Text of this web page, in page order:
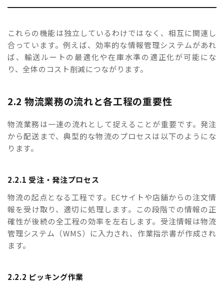
これらの機能は独立しているわけではなく、相互に関連し
合っています。例えば、効率的な情報管理システムがあれ
ば、輸送ルートの最適化や在庫水準の適正化が可能にな
り、全体のコスト削減につながります。
2.2 物流業務の流れと各工程の重要性
物流業務は一連の流れとして捉えることが重要です。発注
から配送まで、典型的な物流のプロセスは以下のようにな
ります。
2.2.1 受注・発注プロセス
物流の起点となる工程です。ECサイトや店舗からの注文情
報を受け取り、適切に処理します。この段階での情報の正
確性が後続の全工程の効率を左右します。受注情報は物流
管理システム（WMS）に入力され、作業指示書が作成され
ます。
2.2.2 ピッキング作業